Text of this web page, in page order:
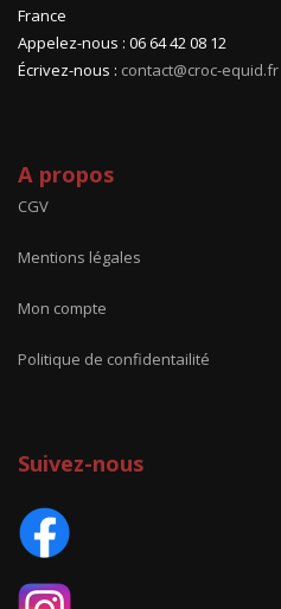
France
Appelez-nous : 06 64 42 08 12
Écrivez-nous : contact@croc-equid.fr
A propos
CGV
Mentions légales
Mon compte
Politique de confidentailité
Suivez-nous